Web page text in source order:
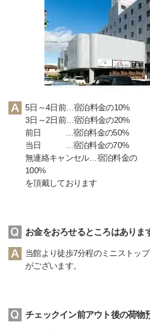
5日～4日前…宿泊料金の10%
3日～2日前…宿泊料金の20%
前日 …宿泊料金の50%
当日 …宿泊料金の70%
無連絡キャンセル…宿泊料金の
を頂戴しております
お金をおろせるところはありま
当館より徒歩7分程のミニストッ
がございます。
チェックイン前アウト後の荷